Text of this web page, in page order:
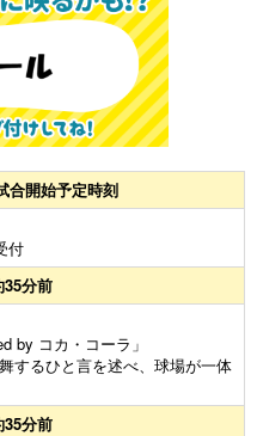
合開始予定時刻
付
分前
by コカ・コーラ」
するひと言を述べ、球場が一体
分前